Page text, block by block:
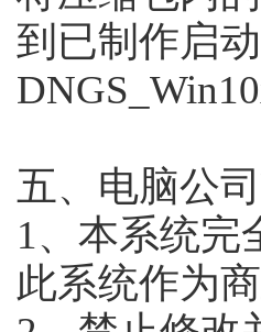
到已制作启
五、电脑公
1、本系统完
此系统作为